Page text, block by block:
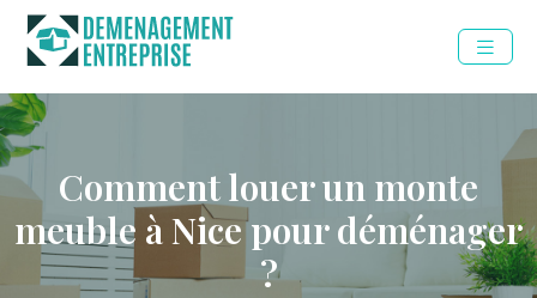
Comment louer un monte
meuble à Nice pour déménager
?